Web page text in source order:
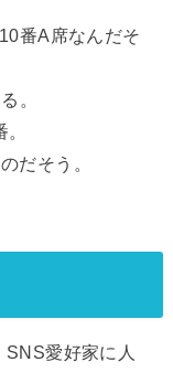
番A席なんだそ
。
だそう。
愛好家に人